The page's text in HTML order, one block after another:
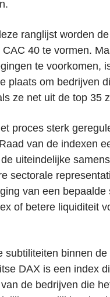
ranglijst worden
40 te vormen.
te voorkomen,
plaats om bedrijven
ze net uit de top 35
proces sterk
van de indexen
uiteindelijke
sectorale
van een bepaalde
of betere liquiditeit
subtiliteiten binnen
DAX is een index
de bedrijven die